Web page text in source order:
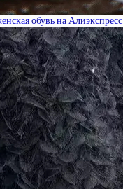
обувь на Алиэкспресс